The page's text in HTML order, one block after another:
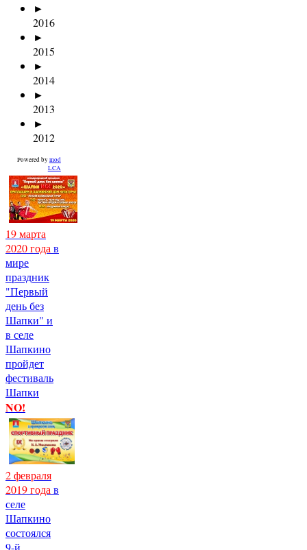
►
2016
►
2015
►
2014
►
2013
►
2012
Powered by mod
LCA
19 марта
2020 года в
мире
праздник
"Первый
день без
Шапки" и
в селе
Шапкино
пройдет
фестиваль
Шапки
NO!
2 февраля
2019 года в
селе
Шапкино
состоялся
9-й